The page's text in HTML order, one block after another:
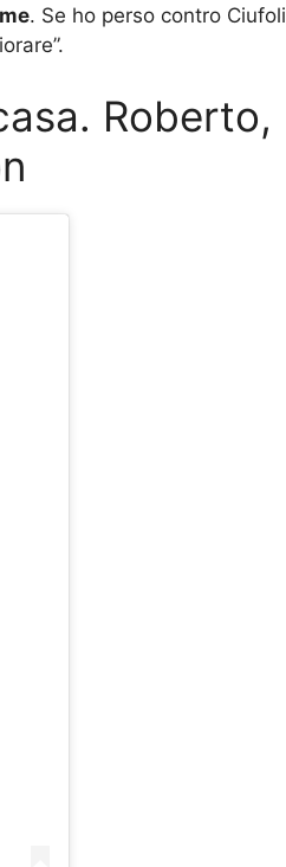
. Se ho perso contro Ciufoli
Roberto,